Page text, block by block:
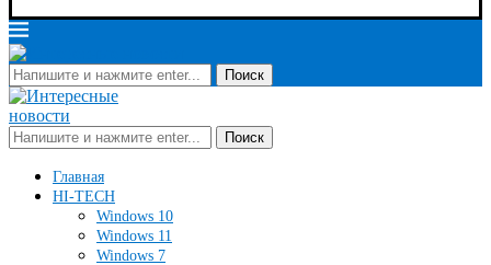
Поиск
Поиск
Главная
HI-TECH
Windows 10
Windows 11
Windows 7